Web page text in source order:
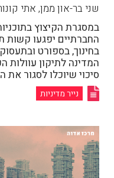
שני בר-און ממן, אתי
במסגרת הקיצוץ
החברתיים יפגעו קשות
בחינוך, בספורט
המדינה לתיקון
סיכוי שיוכלו לסגור
נייר מדיניות